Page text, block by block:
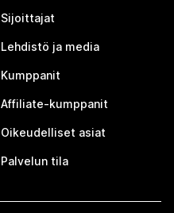
Sijoittajat
Lehdistö ja media
Kumppanit
Affiliate-kumppanit
Oikeudelliset asiat
Palvelun tila